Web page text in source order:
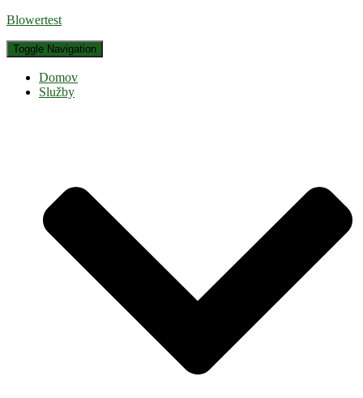
Blowertest
Toggle Navigation
Domov
Služby